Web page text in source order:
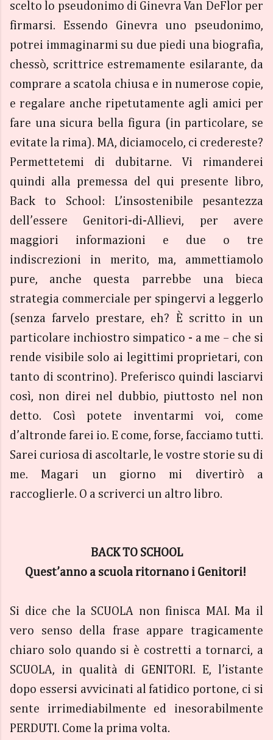
scelto lo pseudonimo di Ginevra Van DeFlor per
firmarsi. Essendo Ginevra uno pseudonimo,
potrei immaginarmi su due piedi una biografia,
chessò, scrittrice estremamente esilarante, da
comprare a scatola chiusa e in numerose copie,
e regalare anche ripetutamente agli amici per
fare una sicura bella figura (in particolare, se
evitate la rima). MA, diciamocelo, ci credereste?
Permettetemi di dubitarne. Vi rimanderei
quindi alla premessa del qui presente libro,
Back to School: L’insostenibile pesantezza
dell’essere Genitori-di-Allievi, per avere
maggiori informazioni e due o tre
indiscrezioni in merito, ma, ammettiamolo
pure, anche questa parrebbe una bieca
strategia commerciale per spingervi a leggerlo
(senza farvelo prestare, eh? È scritto in un
particolare inchiostro simpatico - a me – che si
rende visibile solo ai legittimi proprietari, con
tanto di scontrino). Preferisco quindi lasciarvi
così, non direi nel dubbio, piuttosto nel non
detto. Così potete inventarmi voi, come
d’altronde farei io. E come, forse, facciamo tutti.
Sarei curiosa di ascoltarle, le vostre storie su di
me. Magari un giorno mi divertirò a
raccoglierle. O a scriverci un altro libro.
BACK TO SCHOOL
Quest’anno a scuola ritornano i Genitori!
Si dice che la SCUOLA non finisca MAI. Ma il
vero senso della frase appare tragicamente
chiaro solo quando si è costretti a tornarci, a
SCUOLA, in qualità di GENITORI. E, l’istante
dopo essersi avvicinati al fatidico portone, ci si
sente irrimediabilmente ed inesorabilmente
PERDUTI. Come la prima volta.